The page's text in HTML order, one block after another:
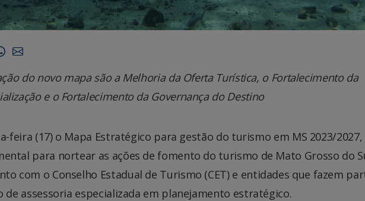
do novo mapa são a Melhoria da Oferta Turística, o Fortalecimento da
e o Fortalecimento da Governança do Destino
feira (17) o Mapa Estratégico para gestão do turismo em MS 2023/2027,
para nortear as ações de fomento do turismo de Mato Grosso do
com o Conselho Estadual de Turismo (CET) e entidades que fazem
de assessoria especializada em planejamento estratégico.